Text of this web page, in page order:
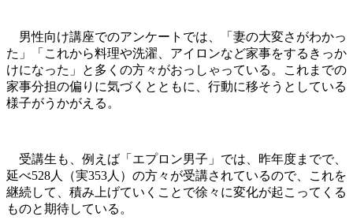
男性向け講座でのアンケートでは、「妻の大変さがわかっ
た」「これから料理や洗濯、アイロンなど家事をするきっか
けになった」と多くの方々がおっしゃっている。これまでの
家事分担の偏りに気づくとともに、行動に移そうとしている
様子がうかがえる。
受講生も、例えば「エプロン男子」では、昨年度までで、
延べ528人（実353人）の方々が受講されているので、これを
継続して、積み上げていくことで徐々に変化が起こってくる
ものと期待している。